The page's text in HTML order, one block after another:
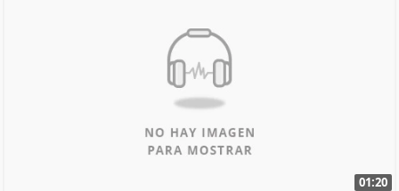
01:20